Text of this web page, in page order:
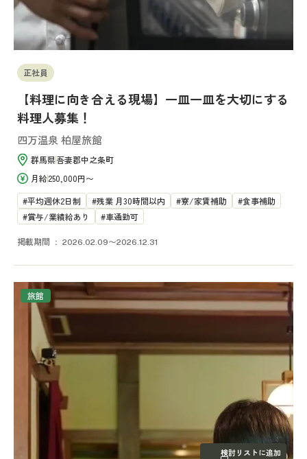
正社員
【料理に向き合える現場】一皿一皿を大切にする
料理人募集！
四万温泉 柏屋旅館
群馬県吾妻郡中之条町
月給250,000円〜
平均週休2日制
残業 月30時間以内 寮/家賃補助
食事補助
賞与/業績給あり
車通勤可
掲載期間 2026.02.09〜2026.12.31
旅館
検討リストに追加